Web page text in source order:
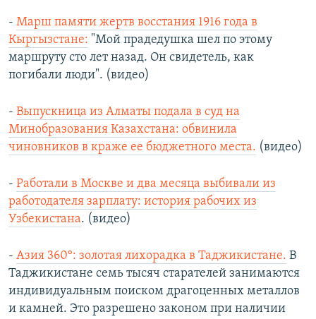
- Марш памяти жертв восстания 1916 года в
Кыргызстане: "Мой прадедушка шел по этому
маршруту сто лет назад. Он свидетель, как
погибали люди". (видео)
- Выпускница из Алматы подала в суд на
Минобразования Казахстана: обвинила
чиновников в краже ее бюджетного места. (видео)
- Работали в Москве и два месяца выбивали из
работодателя зарплату: история рабочих из
Узбекистана. (видео)
- Азия 360°: золотая лихорадка в Таджикистане. В
Таджикистане семь тысяч старателей занимаются
индивидуальным поиском драгоценных металлов
и камней. Это разрешено законом при наличии